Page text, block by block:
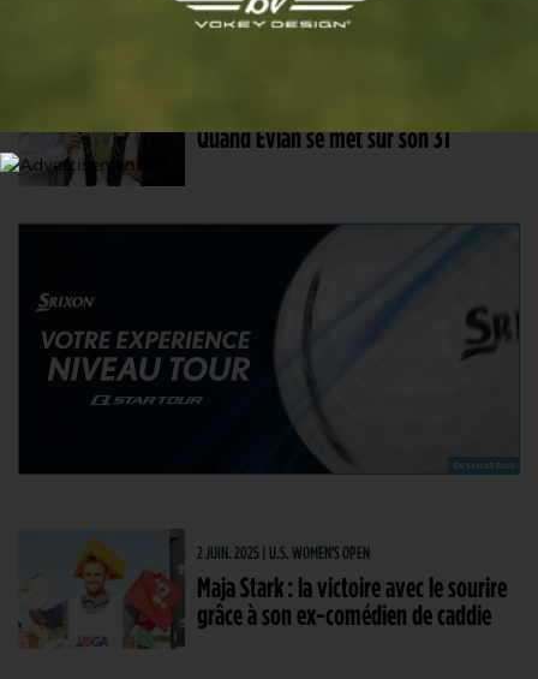
Quand Evian se met sur son 31
2 JUIN. 2025 | U.S. WOMEN'S OPEN
Maja Stark : la victoire avec le sourire
grâce à son ex-comédien de caddie